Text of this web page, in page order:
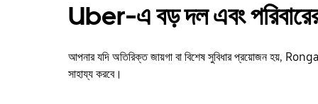
Uber-এ বড় দল এবং
আপনার যদি অতিরিক্ত জায়গা বা বিশেষ সুবিধার প্রয়োজন হয়,
সাহায্য করবে।